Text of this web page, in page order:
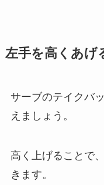
左手を高くあげ
サーブのテイクバ
えましょう。
高く上げることで
きます。